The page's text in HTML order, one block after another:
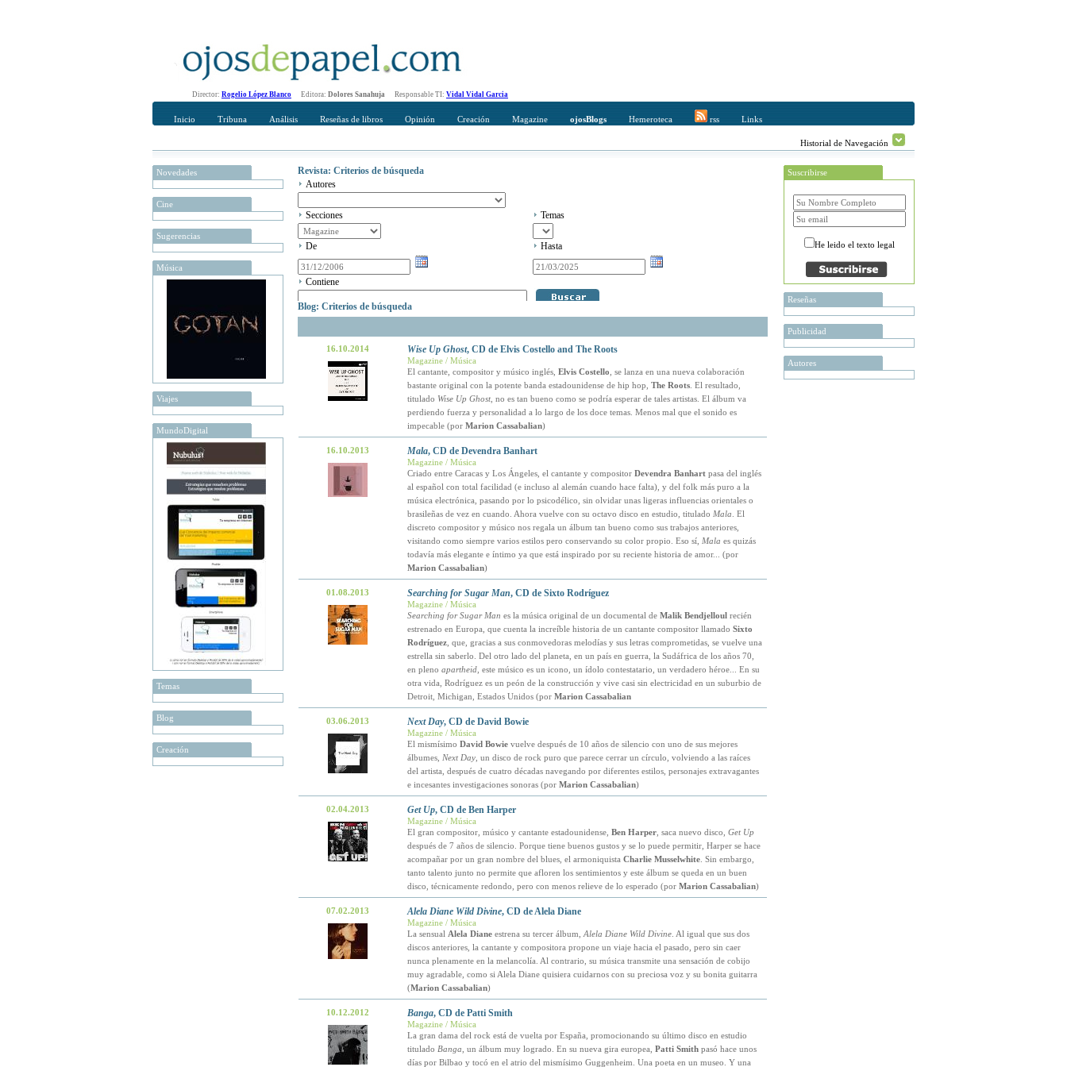
Director: Rogelio López Blanco Editora: Dolores Sanahuja Responsable TI: Vidal Vidal Garcia
Inicio Tribuna Análisis Reseñas de libros Opinión Creación Magazine ojosBlogs Hemeroteca rss Links
Historial de Navegación
Novedades
Cine
Sugerencias
Música
Viajes
MundoDigital
Temas
Blog
Creación
Revista: Criterios de búsqueda
Autores
Secciones Temas
De Hasta
Contiene
Blog: Criterios de búsqueda
16.10.2014 Wise Up Ghost, CD de Elvis Costello and The Roots
Magazine / Música
El cantante, compositor y músico inglés, Elvis Costello , se lanza en una nueva colaboración
bastante original con la potente banda estadounidense de hip hop, The Roots. El resultado,
titulado Wise Up Ghost, no es tan bueno como se podría esperar de tales artistas. El álbum va
perdiendo fuerza y personalidad a lo largo de los doce temas. Menos mal que el sonido es
impecable (por Marion Cassabalian)
16.10.2013 Mala, CD de Devendra Banhart
Magazine / Música
Criado entre Caracas y Los Ángeles, el cantante y compositor Devendra Banhartpasa del inglés
al español con total facilidad (e incluso al alemán cuando hace falta), y del folk más puro a la
música electrónica, pasando por lo psicodélico, sin olvidar unas ligeras influencias orientales o
brasileñas de vez en cuando. Ahora vuelve con su octavo disco en estudio, titulado Mala . El
discreto compositor y músico nos regala un álbum tan bueno como sus trabajos anteriores,
visitando como siempre varios estilos pero conservando su color propio. Eso sí, Mala es quizás
todavía más elegante e íntimo ya que está inspirado por su reciente historia de amor... (por
Marion Cassabalian)
01.08.2013 Searching for Sugar Man, CD de Sixto Rodríguez
Magazine / Música
Searching for Sugar Man es la música original de un documental de Malik Bendjelloulrecién
estrenado en Europa, que cuenta la increíble historia de un cantante compositor llamado Sixto
Rodríguez, que, gracias a sus conmovedoras melodías y sus letras comprometidas, se vuelve una
estrella sin saberlo. Del otro lado del planeta, en un país en guerra, la Sudáfrica de los años 70,
en pleno apartheid, este músico es un icono, un ídolo contestatario, un verdadero héroe... En su
otra vida, Rodríguez es un peón de la construcción y vive casi sin electricidad en un suburbio de
Detroit, Michigan, Estados Unidos (por Marion Cassabalian
03.06.2013 Next Day, CD de David Bowie
Magazine / Música
El mismísimo David Bowievuelve después de 10 años de silencio con uno de sus mejores
álbumes, Next Day, un disco de rock puro que parece cerrar un círculo, volviendo a las raíces
del artista, después de cuatro décadas navegando por diferentes estilos, personajes extravagantes
e incesantes investigaciones sonoras (por Marion Cassabalian)
02.04.2013 Get Up, CD de Ben Harper
Magazine / Música
El gran compositor, músico y cantante estadounidense, Ben Harper, saca nuevo disco, Get Up
después de 7 años de silencio. Porque tiene buenos gustos y se lo puede permitir, Harper se hace
acompañar por un gran nombre del blues, el armoniquista Charlie Musselwhite. Sin embargo,
tanto talento junto no permite que afloren los sentimientos y este álbum se queda en un buen
disco, técnicamente redondo, pero con menos relieve de lo esperado (por Marion Cassabalian)
07.02.2013 Alela Diane Wild Divine, CD de Alela Diane
Magazine / Música
La sensual Alela Dianeestrena su tercer álbum, Alela Diane Wild Divine. Al igual que sus dos
discos anteriores, la cantante y compositora propone un viaje hacia el pasado, pero sin caer
nunca plenamente en la melancolía. Al contrario, su música transmite una sensación de cobijo
muy agradable, como si Alela Diane quisiera cuidarnos con su preciosa voz y su bonita guitarra
(Marion Cassabalian)
10.12.2012 Banga, CD de Patti Smith
Magazine / Música
La gran dama del rock está de vuelta por España, promocionando su último disco en estudio
titulado Banga , un álbum muy logrado. En su nueva gira europea, Patti Smithpasó hace unos
días por Bilbao y tocó en el atrio del mismísimo Guggenheim. Una poeta en un museo. Y una
Suscribirse
He leido el texto legal
Reseñas
Publicidad
Autores